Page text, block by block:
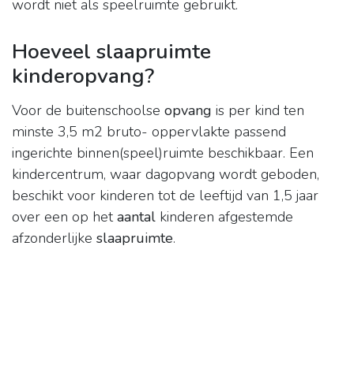
wordt niet als speelruimte gebruikt.
Hoeveel slaapruimte
kinderopvang?
Voor de buitenschoolse opvang is per kind ten
minste 3,5 m2 bruto- oppervlakte passend
ingerichte binnen(speel)ruimte beschikbaar. Een
kindercentrum, waar dagopvang wordt geboden,
beschikt voor kinderen tot de leeftijd van 1,5 jaar
over een op hetaantal kinderen afgestemde
afzonderlijke slaapruimte.